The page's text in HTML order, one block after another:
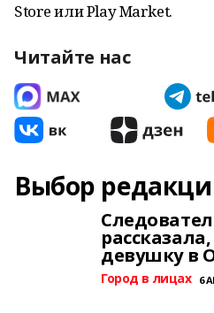
Store или Play Market.
Читайте нас
Выбор
девушку в
Город в лицах 6